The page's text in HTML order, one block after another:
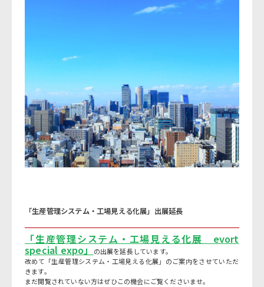
「生産管理システム・工場見える化展」出展延長
「生産管理システム・工場見える化展 evort
special expo」
の出展を延長しています。
改めて「生産管理システム・工場見える化展」のご案内をさせていただ
きます。
まだ閲覧されていない方はぜひこの機会にご覧くださいませ。